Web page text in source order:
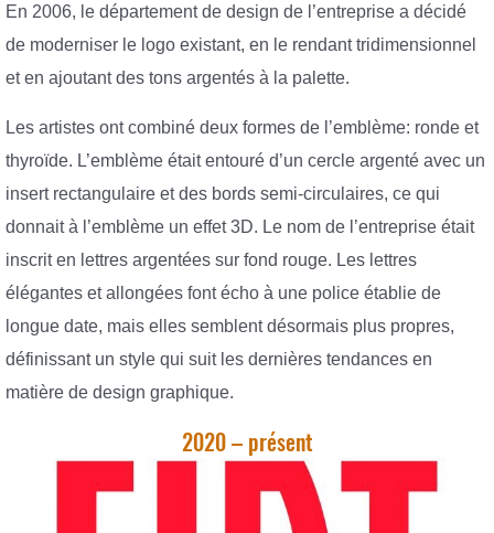
En 2006, le département de design de l’entreprise a décidé
de moderniser le logo existant, en le rendant tridimensionnel
et en ajoutant des tons argentés à la palette.
Les artistes ont combiné deux formes de l’emblème: ronde et
thyroïde. L’emblème était entouré d’un cercle argenté avec un
insert rectangulaire et des bords semi-circulaires, ce qui
donnait à l’emblème un effet 3D. Le nom de l’entreprise était
inscrit en lettres argentées sur fond rouge. Les lettres
élégantes et allongées font écho à une police établie de
longue date, mais elles semblent désormais plus propres,
définissant un style qui suit les dernières tendances en
matière de design graphique.
2020 – présent